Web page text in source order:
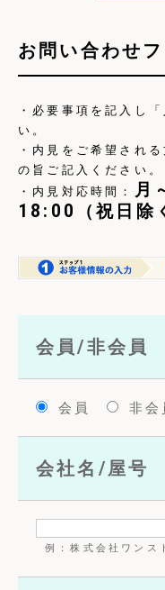
お問い合わせ
・必要事項を記入し
い。
・内見をご希望され
の旨ご記入ください。
・内見対応時間：
月
18:00（祝日除
会員/非会員
会員 非会
会社名/屋号
例：株式会社ワンス